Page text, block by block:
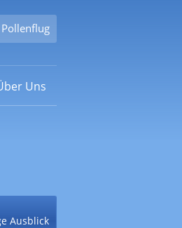
Pollenflug
Uns
Ausblick